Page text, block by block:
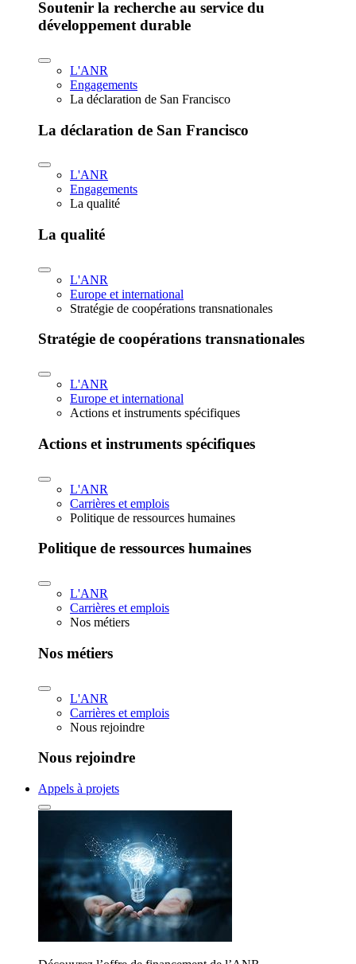
Soutenir la recherche au service du
développement durable
L'ANR
Engagements
La déclaration de San Francisco
La déclaration de San Francisco
L'ANR
Engagements
La qualité
La qualité
L'ANR
Europe et international
Stratégie de coopérations transnationales
Stratégie de coopérations transnationales
L'ANR
Europe et international
Actions et instruments spécifiques
Actions et instruments spécifiques
L'ANR
Carrières et emplois
Politique de ressources humaines
Politique de ressources humaines
L'ANR
Carrières et emplois
Nos métiers
Nos métiers
L'ANR
Carrières et emplois
Nous rejoindre
Nous rejoindre
Appels à projets